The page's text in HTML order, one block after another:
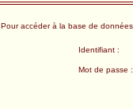
Pour accéder à la base de
Identifiant :
Mot de passe :